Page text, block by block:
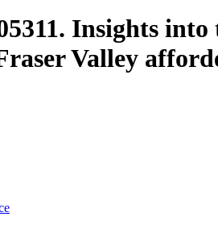
Insights
Valley